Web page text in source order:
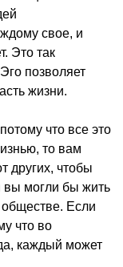
свое, и
Это так
позволяет
жизни.
что все это
то вам
других, чтобы
вы могли бы жить
Если
что во
каждый может